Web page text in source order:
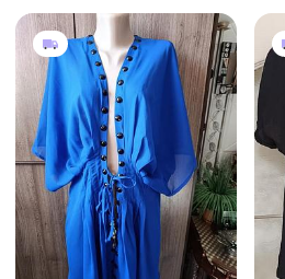
330 грн
1
297 грн з 10 серп